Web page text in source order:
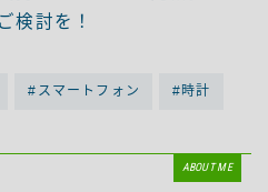
検討を！
#スマートフォン #時計
ABOUT ME